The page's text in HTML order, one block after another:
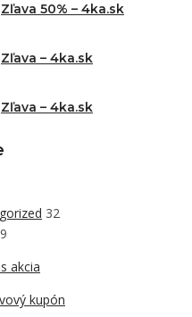
Zľava 50% – 4ka.sk
Zľava – 4ka.sk
Zľava – 4ka.sk
32
akcia
kupón